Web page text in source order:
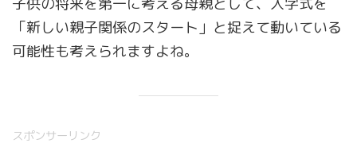
「新しい親子関係のスタート」と捉えて動いている
可能性も考えられますよね。
スポンサーリンク